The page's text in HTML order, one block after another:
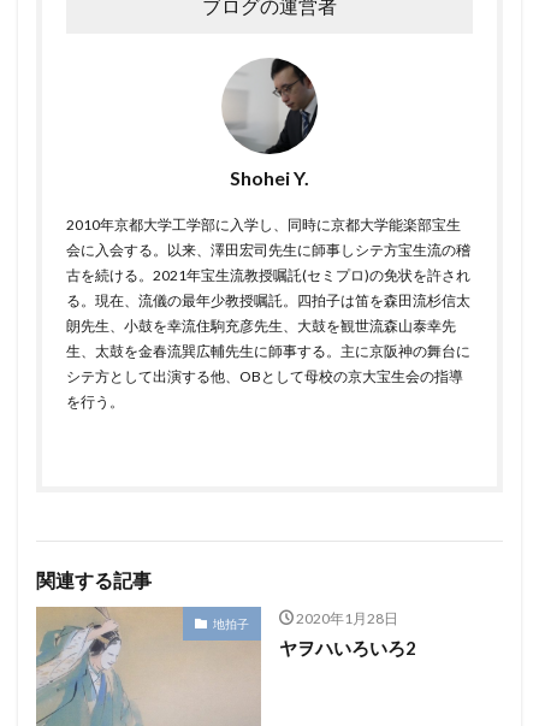
ブログの運営者
Shohei Y.
2010年京都大学工学部に入学し、同時に京都大学能楽部宝生
会に入会する。以来、澤田宏司先生に師事しシテ方宝生流の稽
古を続ける。2021年宝生流教授嘱託(セミプロ)の免状を許され
る。現在、流儀の最年少教授嘱託。四拍子は笛を森田流杉信太
朗先生、小鼓を幸流住駒充彦先生、大鼓を観世流森山泰幸先
生、太鼓を金春流巽広輔先生に師事する。主に京阪神の舞台に
シテ方として出演する他、OBとして母校の京大宝生会の指導
を行う。
関連する記事
地拍子 2020年1月28日
ヤヲハいろいろ2